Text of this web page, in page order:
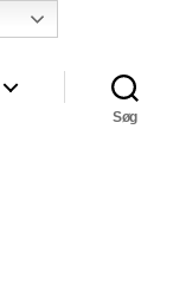
Søg